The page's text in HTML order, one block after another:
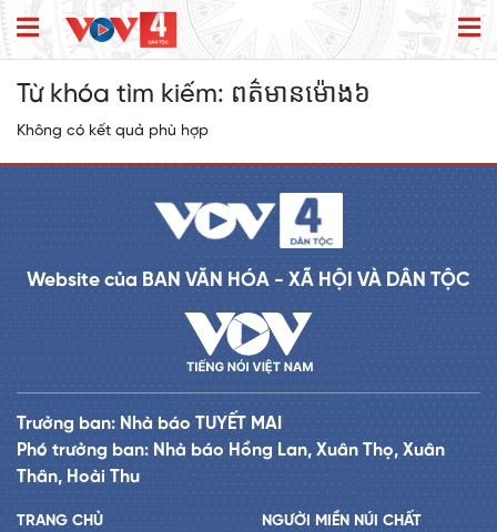
Từ khóa tìm kiếm: ពត៌មាន​ម៉ោង៦
Không có kết quả phù hợp
Website của BAN VĂN HÓA - XÃ HỘI VÀ DÂN TỘC
Trưởng ban: Nhà báo TUYẾT MAI
Phó trưởng ban: Nhà báo Hồng Lan, Xuân Thọ, Xuân
Thân, Hoài Thu
TRANG CHỦ
NGƯỜI MIỀN NÚI CHẤT